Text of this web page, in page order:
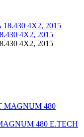
4X2, 2015
4X2, 2015
480 E.TECH